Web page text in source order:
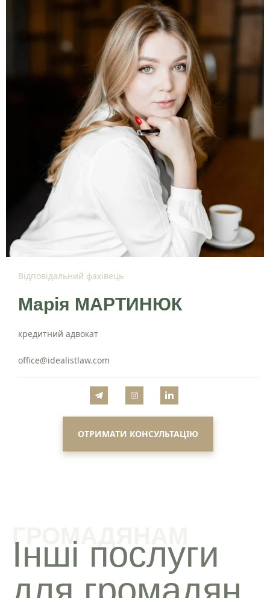
Відповідальний фахівець
Марія МАРТИНЮК
кредитний адвокат
office@idealistlaw.com
ОТРИМАТИ КОНСУЛЬТАЦІЮ
ГРОМАДЯНАМ
Інші послуги